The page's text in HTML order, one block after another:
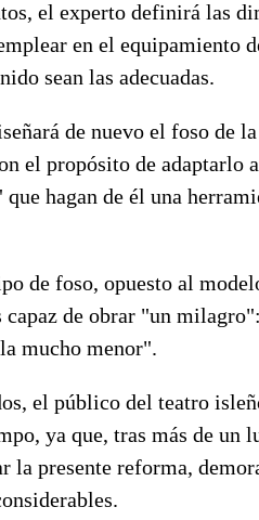
el experto definirá las
en el equipamiento
sean las adecuadas.
de nuevo el foso de
el propósito de adaptarlo
hagan de él una
de foso, opuesto al
capaz de obrar "un
mucho menor".
el público del teatro
ya que, tras más de un
la presente reforma,